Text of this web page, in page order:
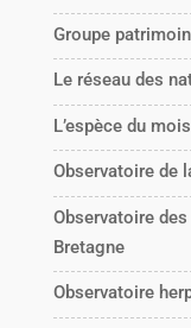
Groupe
Le réseau des
L’espèce du mois
Observatoire de
Observatoire
Bretagne
Observatoire